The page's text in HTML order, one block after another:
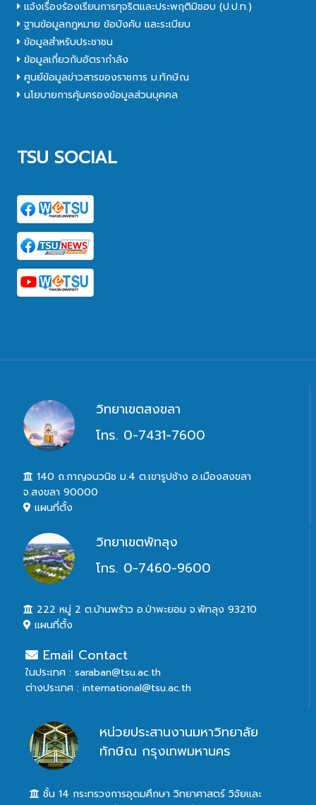
แจ้งเรื่องร้องเรียนการทุจริตและประพฤติมิชอบ (ป.ป.ท.)
ฐานข้อมูลกฎหมาย ข้อบังคับ และระเบียบ
ข้อมูลสำหรับประชาชน
ข้อมูลเกี่ยวกับอัตรากำลัง
ศูนย์ข้อมูลข่าวสารของราชการ ม.ทักษิณ
นโยบายการคุ้มครองข้อมูลส่วนบุคคล
TSU SOCIAL
วิทยาเขตสงขลา
โทร. 0-7431-7600
140 ถ.กาญจนวนิช ม.4 ต.เขารูปช้าง อ.เมืองสงขลา
จ.สงขลา 90000
แผนที่ตั้ง
วิทยาเขตพัทลุง
โทร. 0-7460-9600
222 หมู่ 2 ต.บ้านพร้าว อ.ป่าพะยอม จ.พัทลุง 93210
แผนที่ตั้ง
Email Contact
ในประเทศ : saraban@tsu.ac.th
ต่างประเทศ : international@tsu.ac.th
หน่วยประสานงานมหาวิทยาลัย
ทักษิณ กรุงเทพมหานคร
ชั้น 14 กระทรวงการอุดมศึกษา วิทยาศาสตร์ วิจัยและ